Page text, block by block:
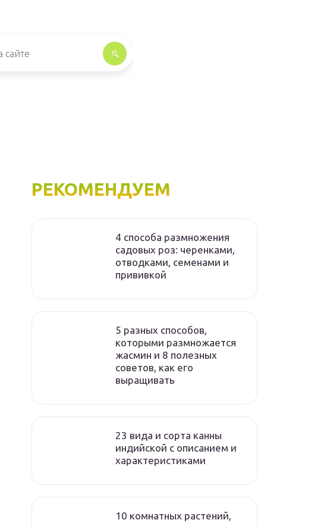
РЕКОМЕНДУЕМ
4 способа размножения
садовых роз: черенками,
отводками, семенами и
прививкой
5 разных способов,
которыми размножается
жасмин и 8 полезных
советов, как его
выращивать
23 вида и сорта канны
индийской с описанием и
характеристиками
10 комнатных растений,